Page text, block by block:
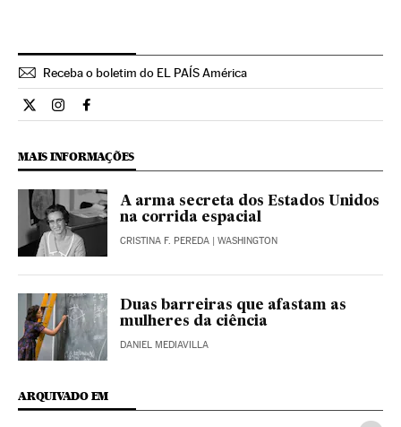
Receba o boletim do EL PAÍS América
Ciencia El País Brasil en Twitter
Ciencia El País Brasil en Instagram
Ciencia El País Brasil en Facebook
MAIS INFORMAÇÕES
A arma secreta dos Estados Unidos
na corrida espacial
CRISTINA F. PEREDA | WASHINGTON
Duas barreiras que afastam as
mulheres da ciência
DANIEL MEDIAVILLA
ARQUIVADO EM